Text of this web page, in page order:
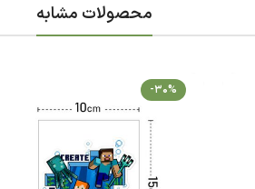
محصولات مشابه
-30%